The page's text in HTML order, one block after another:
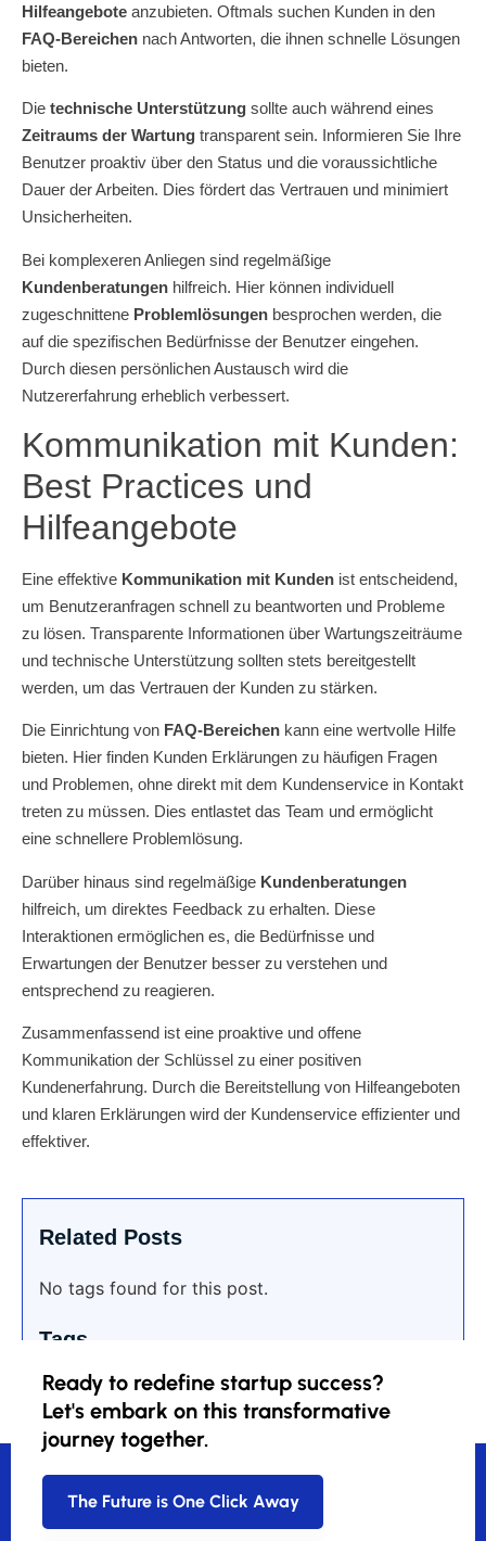
Hilfeangebote anzubieten. Oftmals suchen Kunden in den
FAQ-Bereichen nach Antworten, die ihnen schnelle Lösungen
bieten.
Die technische Unterstützung sollte auch während eines
Zeitraums der Wartung transparent sein. Informieren Sie Ihre
Benutzer proaktiv über den Status und die voraussichtliche
Dauer der Arbeiten. Dies fördert das Vertrauen und minimiert
Unsicherheiten.
Bei komplexeren Anliegen sind regelmäßige
Kundenberatungen hilfreich. Hier können individuell
zugeschnittene Problemlösungen besprochen werden, die
auf die spezifischen Bedürfnisse der Benutzer eingehen.
Durch diesen persönlichen Austausch wird die
Nutzererfahrung erheblich verbessert.
Kommunikation mit Kunden:
Best Practices und
Hilfeangebote
Eine effektive Kommunikation mit Kunden ist entscheidend,
um Benutzeranfragen schnell zu beantworten und Probleme
zu lösen. Transparente Informationen über Wartungszeiträume
und technische Unterstützung sollten stets bereitgestellt
werden, um das Vertrauen der Kunden zu stärken.
Die Einrichtung von FAQ-Bereichen kann eine wertvolle Hilfe
bieten. Hier finden Kunden Erklärungen zu häufigen Fragen
und Problemen, ohne direkt mit dem Kundenservice in Kontakt
treten zu müssen. Dies entlastet das Team und ermöglicht
eine schnellere Problemlösung.
Darüber hinaus sind regelmäßige Kundenberatungen
hilfreich, um direktes Feedback zu erhalten. Diese
Interaktionen ermöglichen es, die Bedürfnisse und
Erwartungen der Benutzer besser zu verstehen und
entsprechend zu reagieren.
Zusammenfassend ist eine proaktive und offene
Kommunikation der Schlüssel zu einer positiven
Kundenerfahrung. Durch die Bereitstellung von Hilfeangeboten
und klaren Erklärungen wird der Kundenservice effizienter und
effektiver.
Related Posts
No tags found for this post.
Tags
Ready to redefine startup success?
Let's embark on this transformative
journey together.
The Future is One Click Away